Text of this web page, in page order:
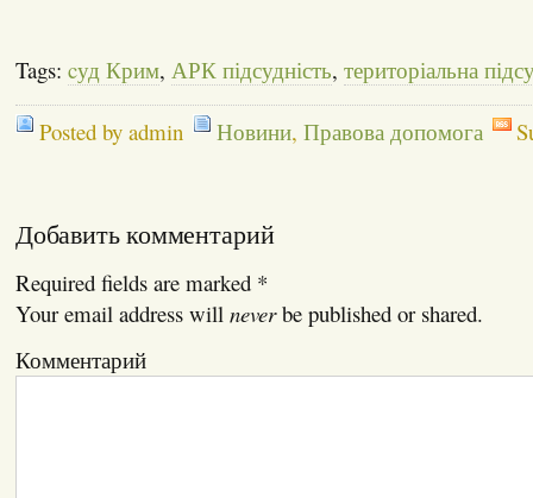
Tags: cуд Крим, АРК підсудність, територіальна
Posted by admin Новини, Правова допомога
Добавить комментарий
Required fields are marked *
Your email address will neverbe published or shared.
Комментарий